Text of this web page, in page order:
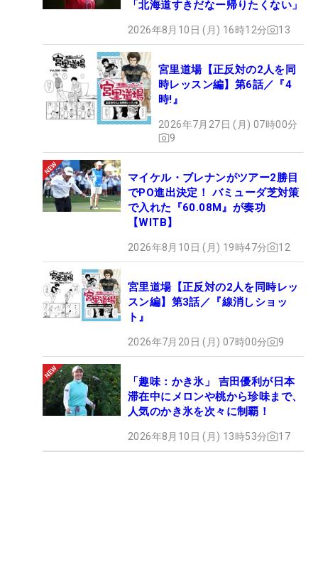
「北海道すきだなー帰りたくない」
2026年8月10日 (月) 16時12分 13
宮里道場【正反対の2人を同
時レッスン編】第6話／『4
時!』
2026年7月27日 (月) 07時00分
9
マイケル・ブレナンがツアー2勝目
でPO進出決定！ バミューダ芝対策
で入れた『60.08M』が奏功
【WITB】
2026年8月10日 (月) 19時47分 12
宮里道場【正反対の2人を同時レッ
スン編】第3話／『線消しショッ
ト』
2026年7月20日 (月) 07時00分 9
「趣味：かき氷」 吉田優利が日本
滞在中にメロンや桃から珍味まで、
人気のかき氷を次々に制覇！
2026年8月10日 (月) 13時53分 17